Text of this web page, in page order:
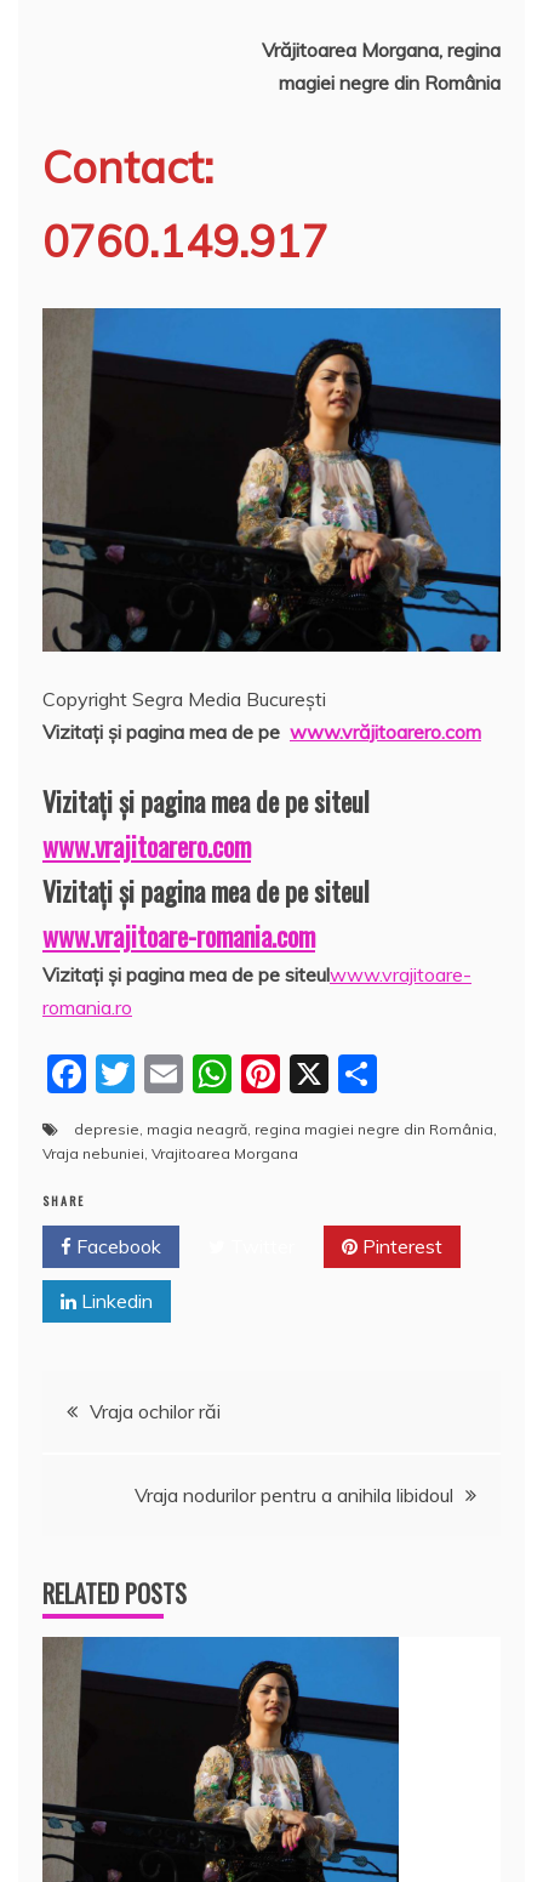
Vrăjitoarea Morgana, regina
magiei negre din România
Contact:
0760.149.917
Copyright Segra Media București
Vizitaţi şi pagina mea de pe www.vrăjitoarero.com
Vizitaţi şi pagina mea de pe siteul
www.vrajitoarero.com
Vizitaţi şi pagina mea de pe siteul
www.vrajitoare-romania.com
Vizitaţi şi pagina mea de pe siteulwww.vrajitoare-
romania.ro
F
c
b
o
o
T
itt
E
ai
W
h
at
Pi
nt
er
X
rt
e
a
depresie magia neagră regina magiei negre din România
Vraja nebuniei Vrajitoarea Morgana
SHARE
Facebook Pinterest
Linkedin
Navigare
Vraja ochilor răi
Vraja nodurilor pentru a anihila libidoul
RELATED POSTS